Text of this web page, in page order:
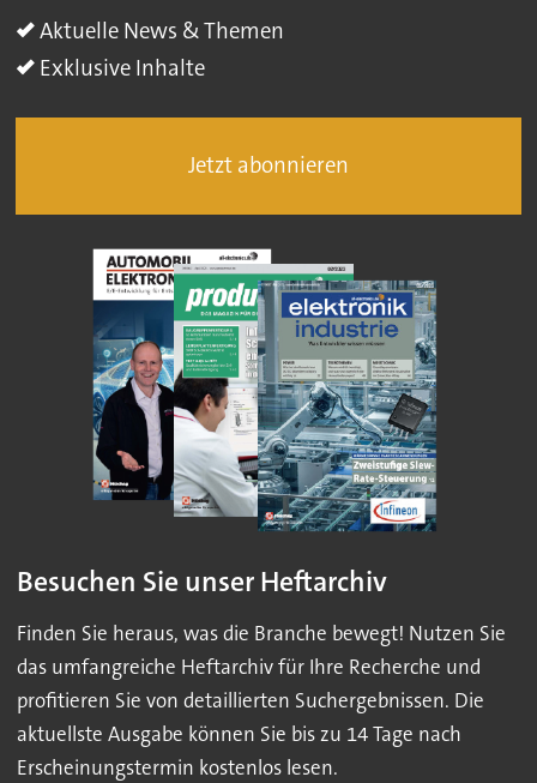
Aktuelle News & Themen
Exklusive Inhalte
Jetzt abonnieren
Besuchen Sie unser Heftarchiv
Finden Sie heraus, was die Branche bewegt! Nutzen Sie
das umfangreiche Heftarchiv für Ihre Recherche und
profitieren Sie von detaillierten Suchergebnissen. Die
aktuellste Ausgabe können Sie bis zu 14 Tage nach
Erscheinungstermin kostenlos lesen.